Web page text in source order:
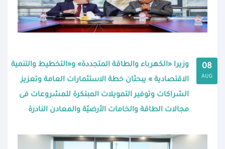
08
AUG
وزيرا «الكهرباء والطاقة المتجددة» و«التخطيط والتنمية
الاقتصادية » يبحثان خطة الاستثمارات العامة وتعزيز
الشراكات وتوفير التمويلات المبتكرة للمشروعات فى
مجالات الطاقة والخامات الأرضيّة والمعادن النادرة